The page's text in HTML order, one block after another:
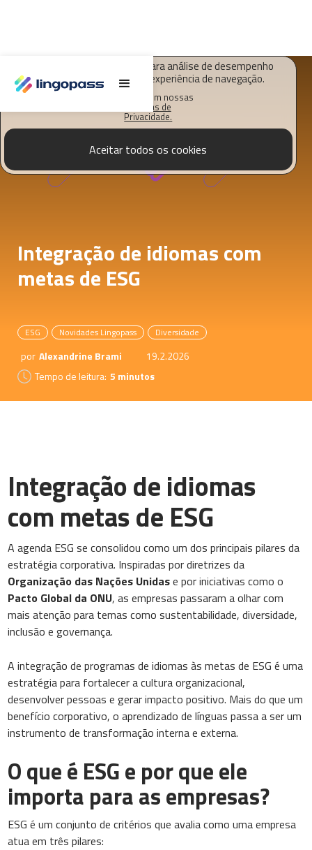
O Lingopass utiliza cookies para análise de desempenho
deste site e melhorar sua experiência de navegação.
Saiba mais em nossas
Políticas de
Privacidade.
Aceitar todos os cookies
Integração de idiomas com
metas de ESG
ESG Novidades Lingopass Diversidade
por Alexandrine Brami
19.2.2026
Tempo de leitura: 5 minutos
Integração de idiomas
com metas de ESG
A agenda ESG se consolidou como um dos principais pilares da
estratégia corporativa. Inspiradas por diretrizes da
Organização das Nações Unidase por iniciativas como o
Pacto Global da ONU, as empresas passaram a olhar com
mais atenção para temas como sustentabilidade, diversidade,
inclusão e governança.
A integração de programas de idiomas às metas de ESG é uma
estratégia para fortalecer a cultura organizacional,
desenvolver pessoas e gerar impacto positivo. Mais do que um
benefício corporativo, o aprendizado de línguas passa a ser um
instrumento de transformação interna e externa.
O que é ESG e por que ele
importa para as empresas?
ESG é um conjunto de critérios que avalia como uma empresa
atua em três pilares: